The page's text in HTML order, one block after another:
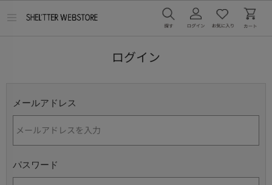
ログイン
メールアドレス
パスワード